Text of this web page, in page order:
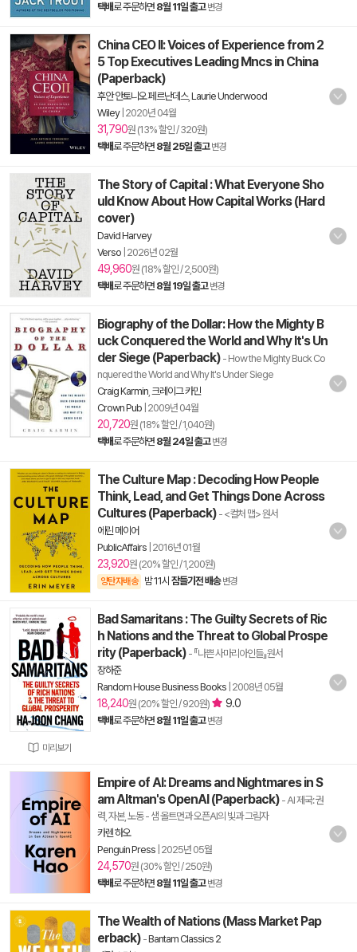
택배로 주문하면 8월 11일 출고 변경
China CEO II: Voices of Experience from 2
5 Top Executives Leading Mncs in China
(Paperback)
후안 안토니오 페르난데스, Laurie Underwood
Wiley| 2020년 04월
31,790원 (13% 할인 / 320원)
택배로 주문하면 8월 25일 출고 변경
The Story of Capital : What Everyone Sho
uld Know About How Capital Works (Hard
cover)
David Harvey
Verso 2026년 02월
49,960원 (18% 할인 / 2,500원)
택배로 주문하면 8월 19일 출고 변경
Biography of the Dollar: How the Mighty B
uck Conquered the World and Why It's Un
der Siege (Paperback) - How the Mighty Buck Co
nquered the World and Why It's Under Siege
Craig Karmin 크레이그 카민
Crown Pub 2009년 04월
20,720원 (18% 할인 / 1,040원)
택배로 주문하면 8월 24일 출고 변경
The Culture Map : Decoding How People
Think, Lead, and Get Things Done Across
Cultures (Paperback) - <컬처 맵> 원서
에린 메이어
PublicAffairs 2016년 01월
23,920원 (20% 할인 / 1,200원)
양탄자배송 밤 11시 잠들기전 배송 변경
미리보기
Bad Samaritans : The Guilty Secrets of Ric
h Nations and the Threat to Global Prospe
rity (Paperback) - 『나쁜 사마리아인들』원서
장하준
Random House Business Books 2008년 05월
18,240원 (20% 할인 / 920원) 9.0
택배로 주문하면 8월 11일 출고 변경
Empire of AI: Dreams and Nightmares in S
am Altman's OpenAI (Paperback) - AI 제국: 권
력, 자본, 노동 - 샘 올트먼과 오픈AI의 빛과 그림자
카렌 하오
Penguin Press 2025년 05월
24,570원 (30% 할인 / 250원)
택배로 주문하면 8월 11일 출고 변경
The Wealth of Nations (Mass Market Pap
erback) -Bantam Classics 2